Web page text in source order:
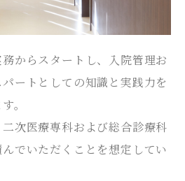
からスタートし、入院管理お
ートとしての知識と実践力を
。
次医療専科および総合診療科
でいただくことを想定してい